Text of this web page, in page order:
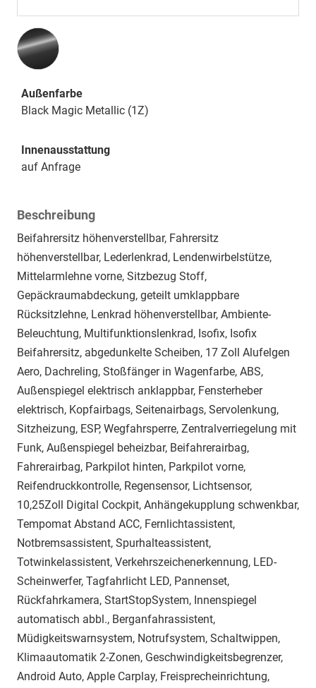
Außenfarbe
Black Magic Metallic (1Z)
Innenausstattung
auf Anfrage
Beschreibung
Beifahrersitz höhenverstellbar, Fahrersitz
höhenverstellbar, Lederlenkrad, Lendenwirbelstütze,
Mittelarmlehne vorne, Sitzbezug Stoff,
Gepäckraumabdeckung, geteilt umklappbare
Rücksitzlehne, Lenkrad höhenverstellbar, Ambiente-
Beleuchtung, Multifunktionslenkrad, Isofix, Isofix
Beifahrersitz, abgedunkelte Scheiben, 17 Zoll Alufelgen
Aero, Dachreling, Stoßfänger in Wagenfarbe, ABS,
Außenspiegel elektrisch anklappbar, Fensterheber
elektrisch, Kopfairbags, Seitenairbags, Servolenkung,
Sitzheizung, ESP, Wegfahrsperre, Zentralverriegelung mit
Funk, Außenspiegel beheizbar, Beifahrerairbag,
Fahrerairbag, Parkpilot hinten, Parkpilot vorne,
Reifendruckkontrolle, Regensensor, Lichtsensor,
10,25Zoll Digital Cockpit, Anhängekupplung schwenkbar,
Tempomat Abstand ACC, Fernlichtassistent,
Notbremsassistent, Spurhalteassistent,
Totwinkelassistent, Verkehrszeichenerkennung, LED-
Scheinwerfer, Tagfahrlicht LED, Pannenset,
Rückfahrkamera, StartStopSystem, Innenspiegel
automatisch abbl., Berganfahrassistent,
Müdigkeitswarnsystem, Notrufsystem, Schaltwippen,
Klimaautomatik 2-Zonen, Geschwindigkeitsbegrenzer,
Android Auto, Apple Carplay, Freisprecheinrichtung,